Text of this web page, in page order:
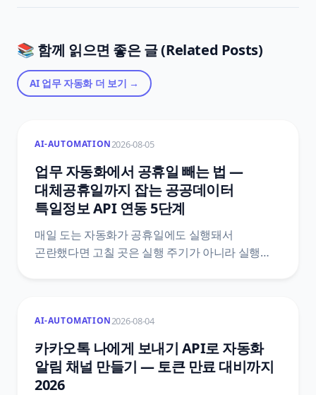
📚 함께 읽으면 좋은 글 (Related Posts)
AI 업무 자동화더 보기 →
AI-AUTOMATION2026-08-05
업무 자동화에서 공휴일 빼는 법 —
대체공휴일까지 잡는 공공데이터
특일정보 API 연동 5단계
매일 도는 자동화가 공휴일에도 실행돼서
곤란했다면 고칠 곳은 실행 주기가 아니라 실행
틀리는지, 공식 문서끼리 어긋나는 지점은
어디인지까지 원문을 근거로 정리했어요.
AI-AUTOMATION2026-08-04
카카오톡 나에게 보내기 API로 자동화
알림 채널 만들기 — 토큰 만료 대비까지
2026